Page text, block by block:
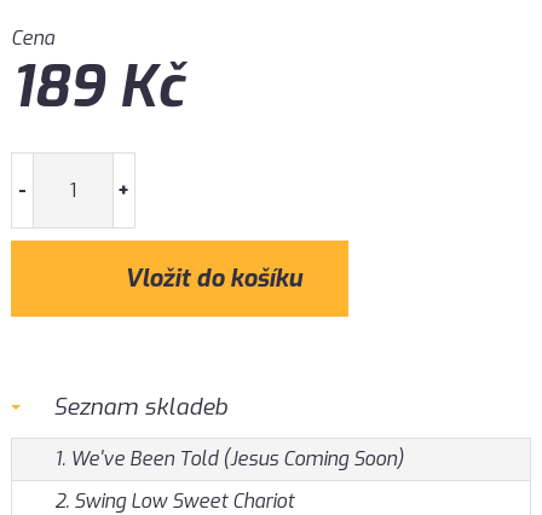
Cena
189Kč
- +
Seznam skladeb
1. We've Been Told (Jesus Coming Soon)
2. Swing Low Sweet Chariot